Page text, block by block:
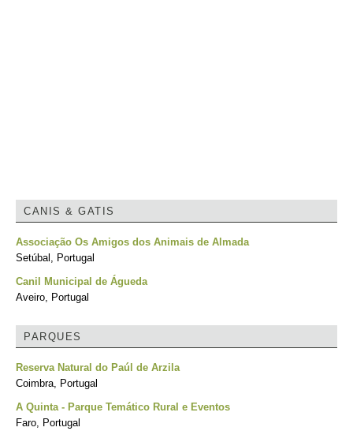
CANIS & GATIS
Associação Os Amigos dos Animais de Almada
Setúbal, Portugal
Canil Municipal de Águeda
Aveiro, Portugal
PARQUES
Reserva Natural do Paúl de Arzila
Coimbra, Portugal
A Quinta - Parque Temático Rural e Eventos
Faro, Portugal